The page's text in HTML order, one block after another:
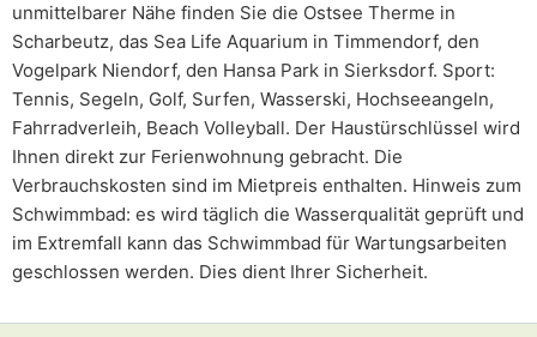
unmittelbarer Nähe finden Sie die Ostsee Therme in
Scharbeutz, das Sea Life Aquarium in Timmendorf, den
Vogelpark Niendorf, den Hansa Park in Sierksdorf. Sport:
Tennis, Segeln, Golf, Surfen, Wasserski, Hochseeangeln,
Fahrradverleih, Beach Volleyball. Der Haustürschlüssel wird
Ihnen direkt zur Ferienwohnung gebracht. Die
Verbrauchskosten sind im Mietpreis enthalten. Hinweis zum
Schwimmbad: es wird täglich die Wasserqualität geprüft und
im Extremfall kann das Schwimmbad für Wartungsarbeiten
geschlossen werden. Dies dient Ihrer Sicherheit.